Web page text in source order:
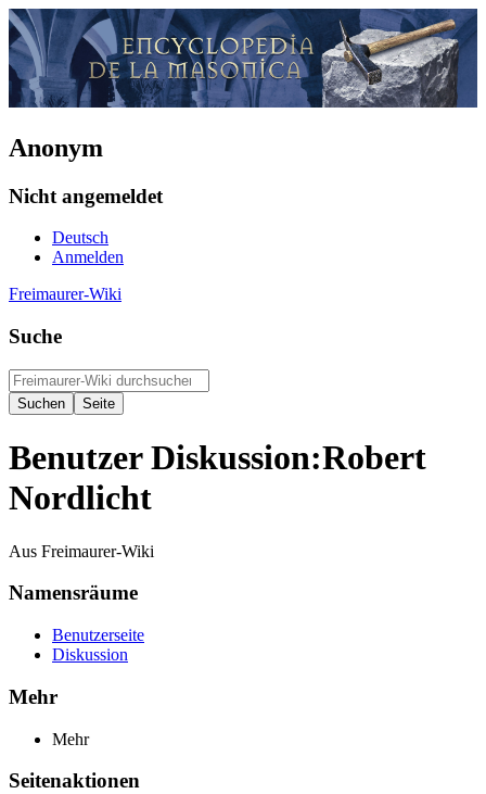
Anonym
Nicht angemeldet
Deutsch
Anmelden
Freimaurer-Wiki
Suche
Benutzer Diskussion:Robert
Nordlicht
Aus Freimaurer-Wiki
Namensräume
Benutzerseite
Diskussion
Mehr
Mehr
Seitenaktionen